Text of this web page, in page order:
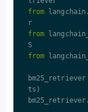
from
r
from
S
from
bm25_retriever
ts)